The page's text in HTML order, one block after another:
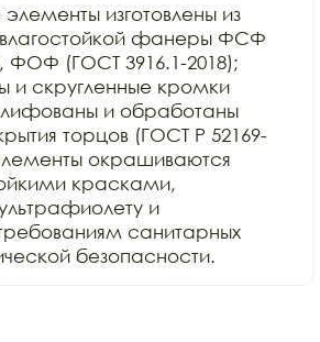
изготовлены из
фанеры ФСФ
ФОФ (ГОСТ 3916.1-2018);
и скругленные кромки
и обработаны
торцов (ГОСТ Р 52169-
окрашиваются
красками,
и
санитарных